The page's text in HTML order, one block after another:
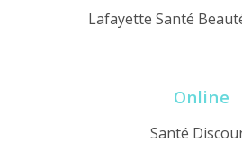
Lafayette Santé
Online
Santé